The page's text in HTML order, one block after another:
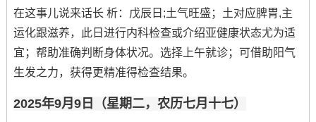
在这事儿说来话长 析：戊辰日;土气旺盛；土对应脾胃,主
运化跟滋养，此日进行内科检查或介绍亚健康状态尤为适
宜；帮助准确判断身体状况。选择上午就诊；可借助阳气
生发之力，获得更精准得检查结果。
2025年9月9日（星期二，农历七月十七）